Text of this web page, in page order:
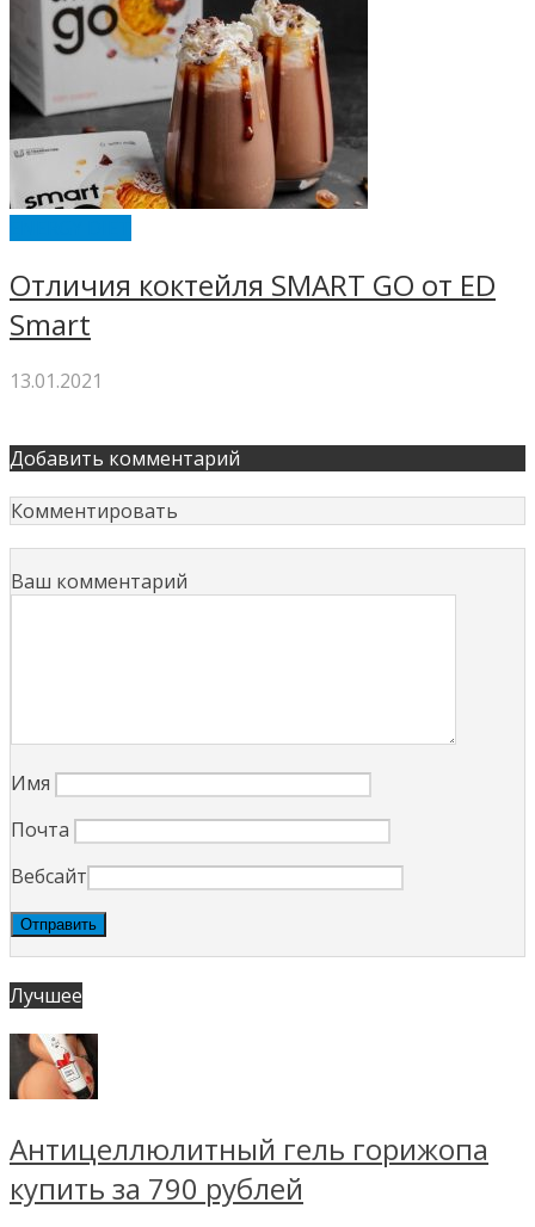
Отличия коктейля SMART GO от ED
Smart
13.01.2021
Добавить комментарий
Комментировать
Ваш комментарий
Имя
Почта
Вебсайт
Лучшее
Антицеллюлитный гель горижопа
купить за 790 рублей